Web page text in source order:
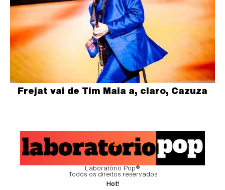
Frejat vai de Tim Maia a, claro, Cazuza
Laboratório Pop®
Todos os direitos reservados
Hot!